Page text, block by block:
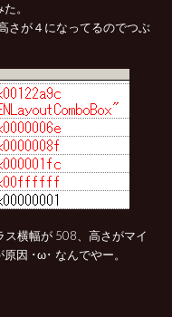
。
さが４になってるのでつぶ
ス横幅が 508、高さがマイ
因 ･ω･ なんでやー。